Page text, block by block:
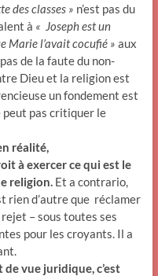
des classes » n’est pas du
à « Joseph est un
Marie l’avait cocufié » aux
de la faute du non-
Dieu et la religion est
un fondement est
peut pas critiquer le
réalité,
à exercer ce qui est le
religion.Et a contrario,
rien d’autre que réclamer
– sous toutes ses
pour les croyants. Il a
vue juridique, c’est